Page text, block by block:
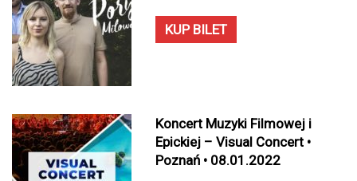
KUP BILET
Koncert Muzyki Filmowej i
Epickiej – Visual Concert •
Poznań • 08.01.2022